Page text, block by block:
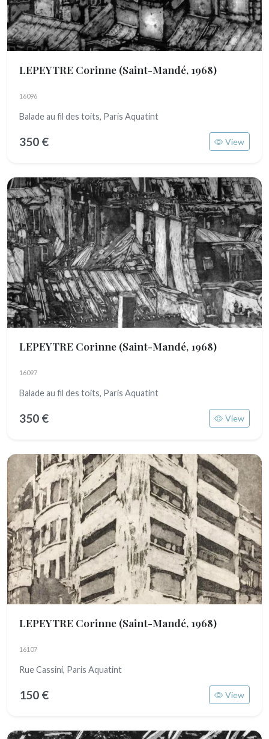
LEPEYTRE Corinne (Saint-Mandé, 1968)
16096
Balade au fil des toits, Paris Aquatint
350 € View
LEPEYTRE Corinne (Saint-Mandé, 1968)
16097
Balade au fil des toits, Paris Aquatint
350 € View
LEPEYTRE Corinne (Saint-Mandé, 1968)
16107
Rue Cassini, Paris Aquatint
150 € View